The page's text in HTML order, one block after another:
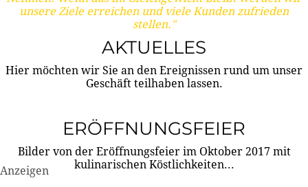
unsere Ziele erreichen und viele Kunden zufrieden
stellen."
AKTUELLES
Hier möchten wir Sie an den Ereignissen rund um unser
Geschäft teilhaben lassen.
ERÖFFNUNGSFEIER
Bilder von der Eröffnungsfeier im Oktober 2017 mit
kulinarischen Köstlichkeiten...
Anzeigen